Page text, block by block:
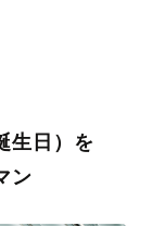
返したくなるよ
格設定です。オ
やホスピタリテ
県に在籍してい
生日）を
ン